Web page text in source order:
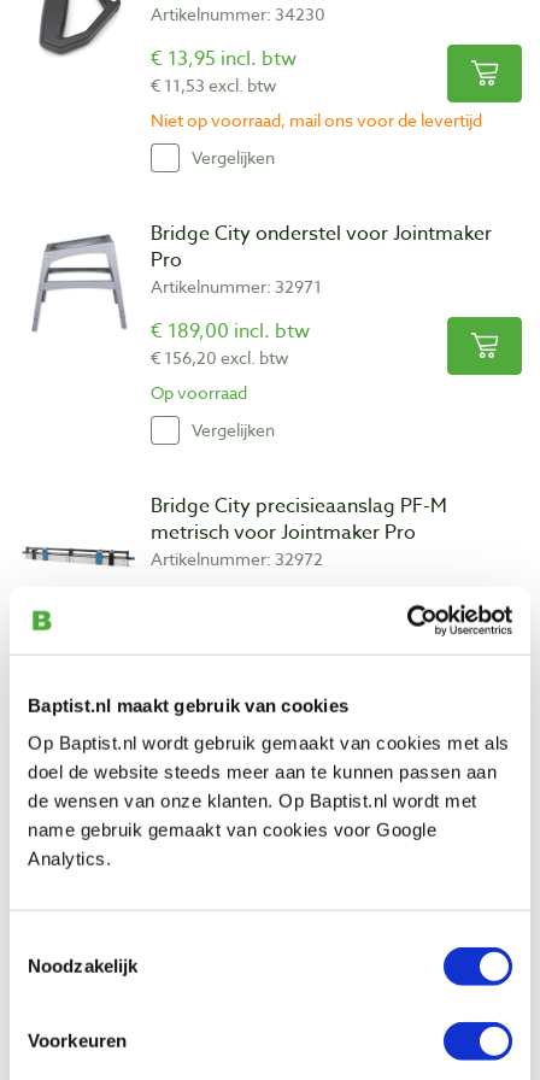
Baptist.nl maakt gebruik van cookies
Op Baptist.nl wordt gebruik gemaakt van cookies met als
doel de website steeds meer aan te kunnen passen aan
de wensen van onze klanten. Op Baptist.nl wordt met
name gebruik gemaakt van cookies voor Google
Analytics.
Noodzakelijk
Voorkeuren
Artikelnummer: 34230
€ 13,95 incl. btw
€ 11,53 excl. btw
Niet op voorraad, mail ons voor de levertijd
Vergelijken
Bridge City onderstel voor Jointmaker
Pro
Artikelnummer: 32971
€ 189,00 incl. btw
€ 156,20 excl. btw
Op voorraad
Vergelijken
Bridge City precisieaanslag PF-M
metrisch voor Jointmaker Pro
Artikelnummer: 32972
Vergelijken
Bridge City bovenklem draaibaar PC-PF
voor precisieaanslag Jointmaker Pro
Artikelnummer: 32973
Bridge City bovenklem elbow EC-PF voor